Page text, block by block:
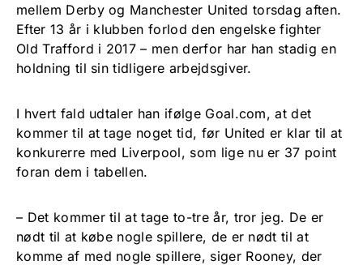
mellem Derby og Manchester United torsdag aften.
Efter 13 år i klubben forlod den engelske fighter
Old Trafford i 2017 – men derfor har han stadig en
holdning til sin tidligere arbejdsgiver.
I hvert fald udtaler han ifølge Goal.com, at det
kommer til at tage noget tid, før United er klar til at
konkurerre med Liverpool, som lige nu er 37 point
foran dem i tabellen.
– Det kommer til at tage to-tre år, tror jeg. De er
nødt til at købe nogle spillere, de er nødt til at
komme af med nogle spillere, siger Rooney, der